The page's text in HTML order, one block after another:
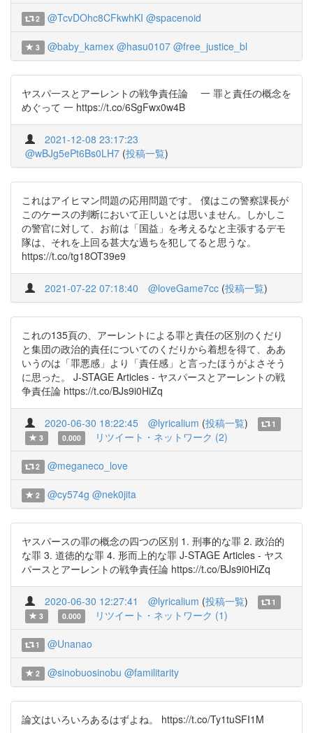
2 @TcvDOhc8CFkwhKI @spacenoid
3 @baby_kamex @hasu0107 @free_justice_bl
ヤスパ一スとアーレントの戦争責任論 一 罪と責任の概念を
めぐって 一 https://t.co/6SgFwx0w4B
2021-12-08 23:17:23
@wBJg5ePt6Bs0LH7 (投稿一覧)
これはアイヒマン問題の応用問題です。 僕はこの警察課長が
このケースの判断において正しいとは思いません。しかしこ
の警官に対して、お前は「国益」を考えるなと主張するデモ
隊は、それを上回る甚大な過ちを犯してると思うな。
https://t.co/tg18OT39e9
2021-07-22 07:18:40 @loveGame7cc (投稿一覧)
これの135頁の、アーレントによる罪と責任の区別のくだり
と集団の政治的責任についてのくだりから着想を得て、ああ
いうのは「罪悪感」より「責任感」と言ったほうがよさそう
に思った。 J-STAGE Articles - ヤスパースとアーレントの戦
争責任論 https://t.co/BJs9i0HiZq
2020-06-30 18:22:45 @lyricalium (投稿一覧)
1
3
0.000 リツイート・ネットワーク (2)
2 @meganeco_love
2 @cy574g @nek0jita
ヤスパースの罪の概念の四つの区別 1. 刑事的な罪 2. 政治的
な罪 3. 道徳的な罪 4. 形而上的な罪 J-STAGE Articles - ヤス
パースとアーレントの戦争責任論 https://t.co/BJs9i0HiZq
2020-06-30 12:27:41 @lyricalium (投稿一覧)
1
3
0.000 リツイート・ネットワーク (1)
1 @Unanao
2 @sinobuosinobu @familitarity
論文はいろいろあるはずよね。 https://t.co/Ty1tuSFI1M